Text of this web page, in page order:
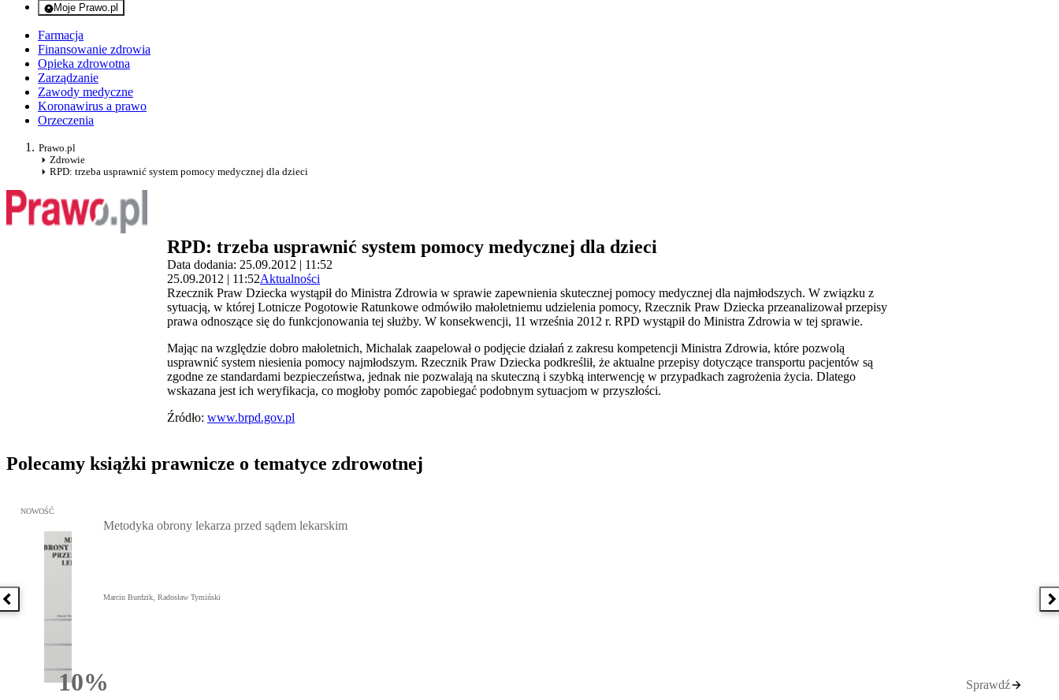
Moje Prawo.pl
- rejestracja i logowanie do serwisu
Farmacja
Finansowanie zdrowia
Opieka zdrowotna
Zarządzanie
Zawody medyczne
Koronawirus a prawo
Orzeczenia
Prawo.pl
Zdrowie
RPD: trzeba usprawnić system pomocy medycznej dla dzieci
RPD: trzeba usprawnić system pomocy medycznej dla dzieci
Data dodania: 25.09.2012 | 11:52
25.09.2012 | 11:52Aktualności
Rzecznik Praw Dziecka wystąpił do Ministra Zdrowia w sprawie zapewnienia skutecznej pomocy medycznej dla najmłodszych. W związku z
sytuacją, w której Lotnicze Pogotowie Ratunkowe odmówiło małoletniemu udzielenia pomocy, Rzecznik Praw Dziecka przeanalizował przepisy
prawa odnoszące się do funkcjonowania tej służby. W konsekwencji, 11 września 2012 r. RPD wystąpił do Ministra Zdrowia w tej sprawie.
Mając na względzie dobro małoletnich, Michalak zaapelował o podjęcie działań z zakresu kompetencji Ministra Zdrowia, które pozwolą
usprawnić system niesienia pomocy najmłodszym. Rzecznik Praw Dziecka podkreślił, że aktualne przepisy dotyczące transportu pacjentów są
zgodne ze standardami bezpieczeństwa, jednak nie pozwalają na skuteczną i szybką interwencję w przypadkach zagrożenia życia. Dlatego
wskazana jest ich weryfikacja, co mogłoby pomóc zapobiegać podobnym sytuacjom w przyszłości.
Źródło: www.brpd.gov.pl
Polecamy książki prawnicze o tematyce zdrowotnej
Poprzednia książka
Przejdź do: Metodyka obrony lekarza przed sądem lekarskim, Marcin Burdzik, Radosław Tymiński - otwiera się w nowym oknie
NOWOŚĆ
10%
Metodyka obrony lekarza przed sądem lekarskim
Marcin Burdzik, Radosław Tymiński
Sprawdź